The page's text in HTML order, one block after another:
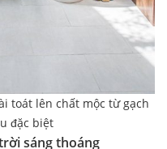
toát lên chất mộc từ gạch
đặc biệt
sáng thoáng